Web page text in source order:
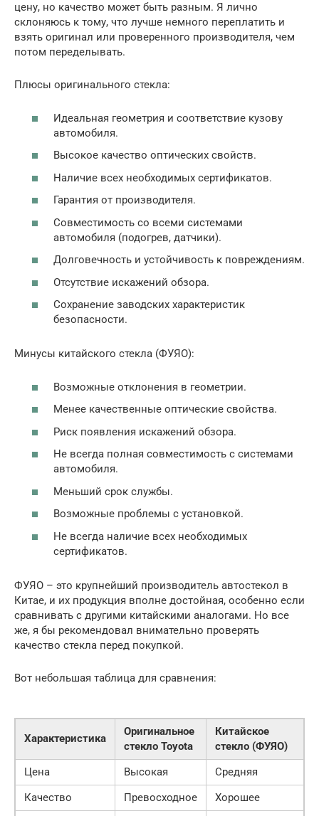
цену, но качество может быть разным. Я лично
склоняюсь к тому, что лучше немного переплатить и
взять оригинал или проверенного производителя, чем
потом переделывать.
Плюсы оригинального стекла:
Идеальная геометрия и соответствие кузову
автомобиля.
Высокое качество оптических свойств.
Наличие всех необходимых сертификатов.
Гарантия от производителя.
Совместимость со всеми системами
автомобиля (подогрев, датчики).
Долговечность и устойчивость к повреждениям.
Отсутствие искажений обзора.
Сохранение заводских характеристик
безопасности.
Минусы китайского стекла (ФУЯО):
Возможные отклонения в геометрии.
Менее качественные оптические свойства.
Риск появления искажений обзора.
Не всегда полная совместимость с системами
автомобиля.
Меньший срок службы.
Возможные проблемы с установкой.
Не всегда наличие всех необходимых
сертификатов.
ФУЯО – это крупнейший производитель автостекол в
Китае, и их продукция вполне достойная, особенно если
сравнивать с другими китайскими аналогами. Но все
же, я бы рекомендовал внимательно проверять
качество стекла перед покупкой.
Вот небольшая таблица для сравнения:
Характеристика
Оригинальное
стекло Toyota
Китайское
стекло (ФУЯО)
Цена
Высокая
Средняя
Качество
Превосходное Хорошее